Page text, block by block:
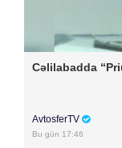
Cəlilabadda
AvtosferTV
Bu gün 17:46